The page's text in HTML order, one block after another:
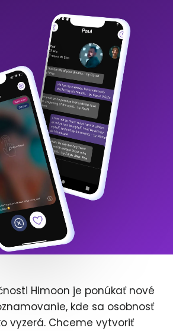
Himoon je ponúkať nové
kde sa osobnosť
vyzerá. Chceme vytvoriť